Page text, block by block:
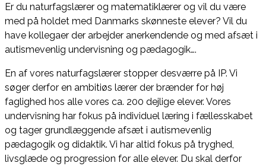
Er du naturfagslærer og matematiklærer og vil du være
med på holdet med Danmarks skønneste elever? Vil du
have kollegaer der arbejder anerkendende og med afsæt i
autismevenlig undervisning og pædagogik….
En af vores naturfagslærer stopper desværre på IP. Vi
søger derfor en ambitiøs lærer der brænder for høj
faglighed hos alle vores ca. 200 dejlige elever. Vores
undervisning har fokus på individuel læring i fællesskabet
og tager grundlæggende afsæt i autismevenlig
pædagogik og didaktik. Vi har altid fokus på tryghed,
livsglæde og progression for alle elever. Du skal derfor